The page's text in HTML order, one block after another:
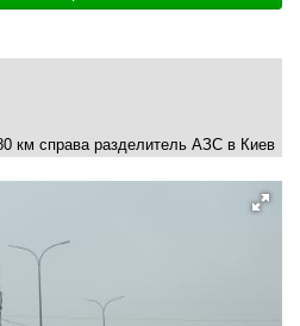
км справа разделитель АЗС в Киев